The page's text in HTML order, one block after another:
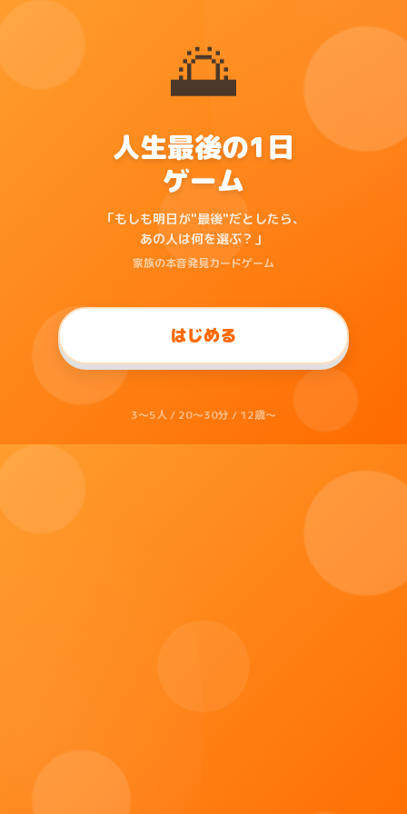
🌅
人生最後の1日
ゲーム
「もしも明日が"最後"だとしたら、
あの人は何を選ぶ？」
家族の本音発見カードゲーム
はじめる
3〜5人 / 20〜30分 / 12歳〜